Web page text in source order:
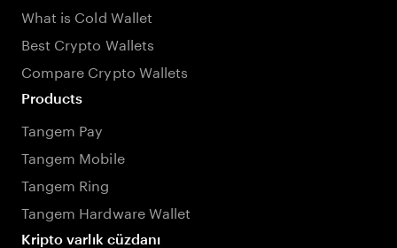
What is Cold Wallet
Best Crypto Wallets
Compare Crypto Wallets
Products
Tangem Pay
Tangem Mobile
Tangem Ring
Tangem Hardware Wallet
Kripto varlık cüzdanı